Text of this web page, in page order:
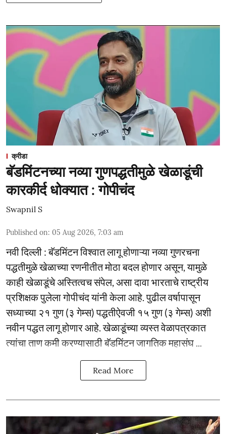
क्रीडा
बॅडमिंटनच्या नव्या गुणपद्धतीमुळे खेळाडूंची
कारकीर्द धोक्यात : गोपीचंद
Swapnil S
Published on: 05 Aug 2026, 7:03 am
नवी दिल्ली : बॅडमिंटन विश्वात लागू होणाऱ्या नव्या गुणरचना
पद्धतीमुळे खेळाच्या रणनीतीत मोठा बदल होणार असून, यामुळे
काही खेळाडूंचे अस्तित्वच संपेल, असा दावा भारताचे राष्ट्रीय
प्रशिक्षक पुलेला गोपीचंद यांनी केला आहे. पुढील वर्षापासून
सध्याच्या २१ गुण (३ गेम्स) पद्धतीऐवजी १५ गुण (३ गेम्स) अशी
नवीन पद्धत लागू होणार आहे. खेळाडूंच्या व्यस्त वेळापत्रकात
त्यांचा ताण कमी करण्यासाठी बॅडमिंटन जागतिक महासंघ ...
Read More